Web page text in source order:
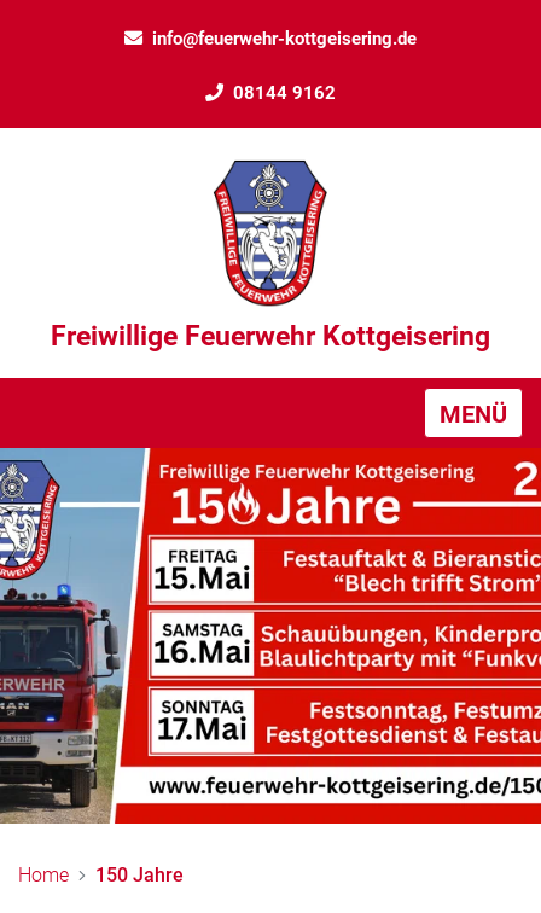
info@feuerwehr-kottgeisering.de
08144 9162
Freiwillige Feuerwehr Kottgeisering
MENÜ
Home 150 Jahre